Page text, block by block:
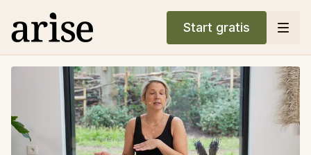
Start gratis